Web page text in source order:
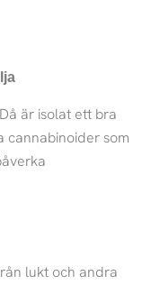
är isolat ett bra
cannabinoider som
lukt och andra